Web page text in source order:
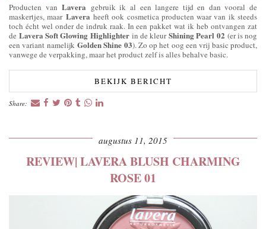
Producten vanLavera gebruik ik al een langere tijd en dan vooral de
maskertjes, maar Lavera heeft ook cosmetica producten waar van ik steeds
toch écht wel onder de indruk raak. In een pakket wat ik heb ontvangen zat
deLavera Soft Glowing Highlighterin de kleurShining Pearl 02 (er is nog
een variant namelijk Golden Shine 03). Zo op het oog een vrij basic product,
vanwege de verpakking, maar het product zelf is alles behalve basic.
BEKIJK BERICHT
Share:
augustus 11, 2015
REVIEW| LAVERA BLUSH CHARMING
ROSE 01